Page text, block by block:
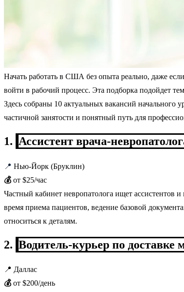
Начать работать в США без опыта реально, даже
войти в рабочий процесс. Эта подборка подойдет
Здесь собраны 10 актуальных вакансий
частичной занятости и понятный путь для
1. Ассистент врача-
📍 Нью-Йорк (Бруклин)
💰 от $25/час
Частный кабинет невропатолога ищет ассистентов
время приема пациентов, ведение базовой
относиться к деталям.
2. Водитель-курьер по доставке
📍 Даллас
💰 от $200/день